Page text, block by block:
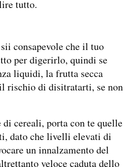
tutto.
consapevole che il tuo
per digerirlo, quindi se
liquidi, la frutta secca
rischio di disitratarti, se non
cereali, porta con te quelle
dato che livelli elevati di
un innalzamento del
veloce caduta dello